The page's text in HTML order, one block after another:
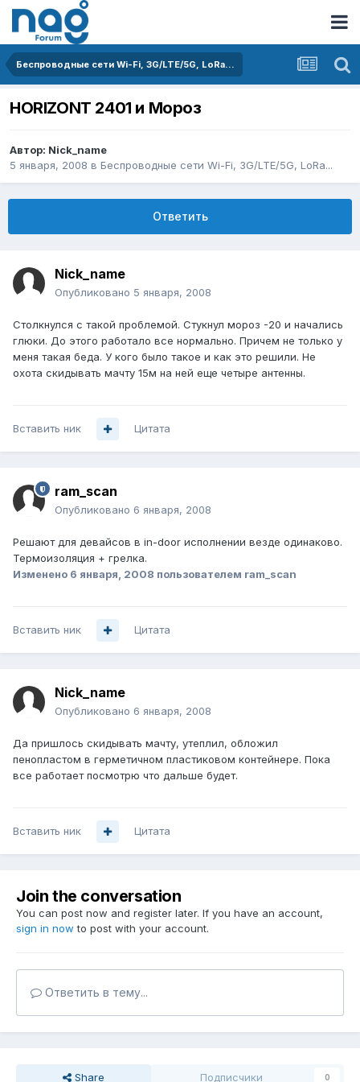
Беспроводные сети Wi-Fi, 3G/LTE/5G, LoRa...
HORIZONT 2401 и Мороз
Автор: Nick_name
5 января, 2008 в Беспроводные сети Wi-Fi, 3G/LTE/5G, LoRa...
Ответить
Nick_name
Опубликовано 5 января, 2008
Столкнулся с такой проблемой. Стукнул мороз -20 и начались
глюки. До этого работало все нормально. Причем не только у
меня такая беда. У кого было такое и как это решили. Не
охота скидывать мачту 15м на ней еще четыре антенны.
Вставить ник Цитата
ram_scan
Опубликовано 6 января, 2008
Решают для девайсов в in-door исполнении везде одинаково.
Термоизоляция + грелка.
Изменено 6 января, 2008 пользователем ram_scan
Вставить ник Цитата
Nick_name
Опубликовано 6 января, 2008
Да пришлось скидывать мачту, утеплил, обложил
пенопластом в герметичном пластиковом контейнере. Пока
все работает посмотрю что дальше будет.
Вставить ник Цитата
Join the conversation
You can post now and register later. If you have an account,
sign in now to post with your account.
Ответить в тему...
Share Подписчики 0